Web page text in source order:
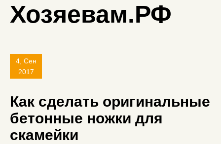
Хозяевам.РФ
4, Сен
2017
Как сделать оригинальные
бетонные ножки для
скамейки